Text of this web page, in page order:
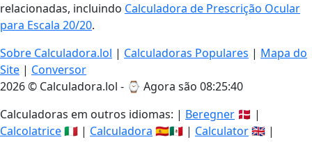
relacionadas, incluindo Calculadora de Prescrição Ocular
para Escala 20/20.
Sobre Calculadora.lol | Calculadoras Populares | Mapa do
Site | Conversor
2026 © Calculadora.lol - ⌚ Agora são 08:25:40
Calculadoras em outros idiomas: | Beregner 🇩🇰 |
Calcolatrice🇮🇹 | Calculadora 🇪🇸🇲🇽 | Calculator🇬🇧 |